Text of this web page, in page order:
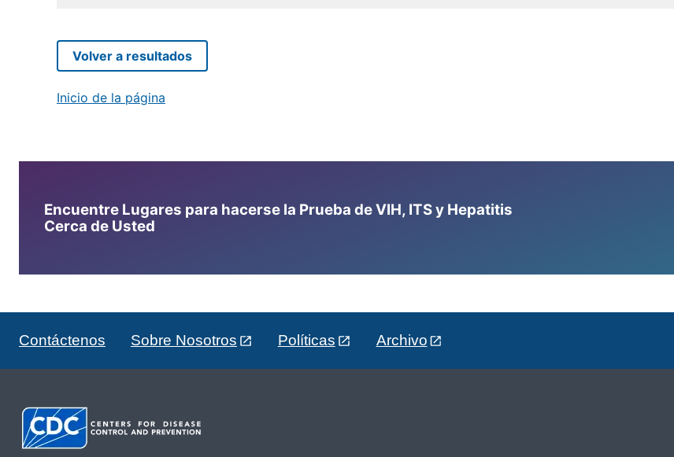
Volver a resultados
Inicio de la página
Encuentre Lugares para hacerse la Prueba de VIH, ITS y Hepatitis
Cerca de Usted
Contáctenos Sobre Nosotros Políticas Archivo